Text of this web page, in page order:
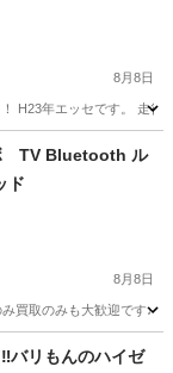
8月8日
H23年エッセです。 走
ル
ド
8月8日
買取のみも大歓迎です
車両
バリもんのハイゼ